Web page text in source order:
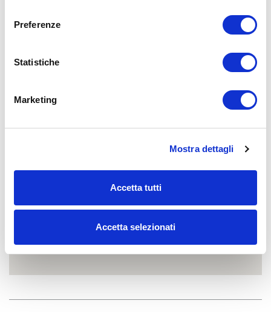
Preferenze
Statistiche
Marketing
Mostra dettagli
Accetta tutti
Accetta selezionati